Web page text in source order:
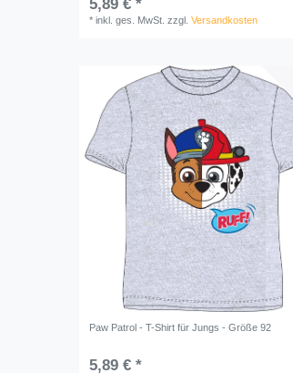
5,89 € *
*inkl. ges. MwSt. zzgl.Versandkosten
Paw Patrol - T-Shirt für Jungs - Größe 92
5,89 € *